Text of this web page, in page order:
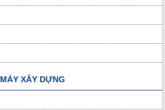
MÁY XÂY DỰNG